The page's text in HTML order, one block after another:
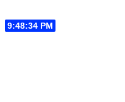
9:48:34 PM